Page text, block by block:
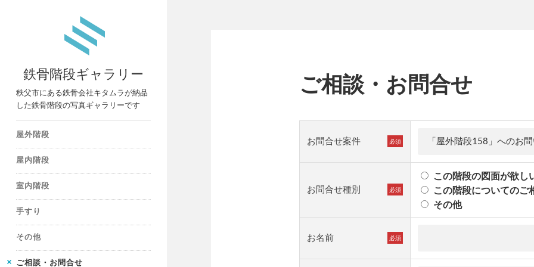
鉄骨階段ギャラリー
秩父市にある鉄骨会社キタムラが納品
した鉄骨階段の写真ギャラリーです
屋外階段
屋内階段
室内階段
手すり
その他
ご相談・お問合せ
ご相談・お問合せ
お問合せ案件 必須
お問合せ種別 必須
この階段の図面が欲し
この階段についてのご
その他
お名前 必須